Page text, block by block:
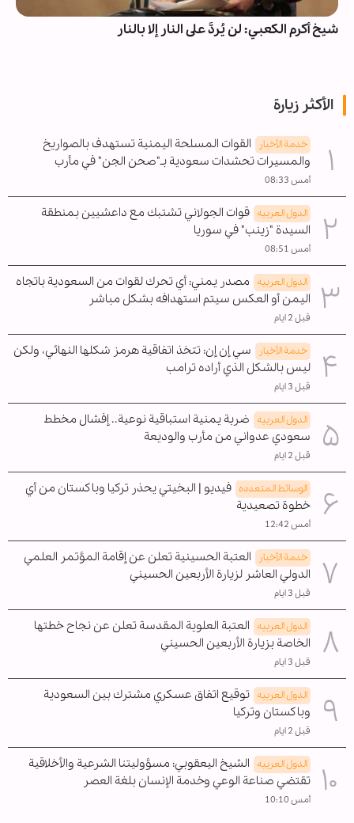
شيخ أکرم الکعبي: لن يُردَّ على النار إلا بالنار
الأكثر زيارة
خدمة الأخبار
القوات المسلحة اليمنية تستهدف بالصواريخ
والمسيرات تحشدات سعودية بـ"صحن الجن" في مأرب
أمس 08:33
الدول العربیه قوات الجولاني تشتبك مع داعشيين بمنطقة
السيدة "زينب" في سوريا
أمس 08:51
الدول العربیه مصدر يمني: أي تحرك لقوات من السعودية باتجاه
اليمن أو العكس سيتم استهدافه بشكل مباشر
قبل 2 ايام
خدمة الأخبار
سي إن إن: تتخذ اتفاقية هرمز شكلها النهائي، ولكن
ليس بالشكل الذي أراده ترامب
قبل 3 ايام
الدول العربیه ضربة يمنية استباقية نوعية.. إفشال مخطط
سعودي عدواني من مأرب والوديعة
قبل 2 ايام
الوسائط المتعدده فيديو | البخيتي يحذر تركيا وباكستان من أي
خطوة تصعيدية
أمس 12:42
خدمة الأخبار
العتبة الحسينية تعلن عن إقامة المؤتمر العلمي
الدولي العاشر لزيارة الأربعين الحسيني
قبل 3 ايام
الدول العربیه العتبة العلوية المقدسة تعلن عن نجاح خطتها
الخاصة بزيارة الأربعين الحسيني
قبل 3 ايام
الدول العربیه توقيع اتفاق عسكري مشترك بين السعودية
وباكستان وتركيا
قبل 2 ايام
الدول العربیه الشيخ اليعقوبي: مسؤوليتنا الشرعية والأخلاقية
تقتضي صناعة الوعي وخدمة الإنسان بلغة العصر
أمس 10:10